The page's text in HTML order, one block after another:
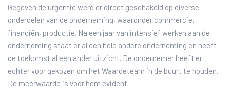
Gegeven de urgentie werd er direct geschakeld op diverse
onderdelen van de onderneming, waaronder commercie,
financiën, productie. Na een jaar van intensief werken aan de
onderneming staat er al een hele andere onderneming en heeft
de toekomst al een ander uitzicht. De ondernemer heeft er
echter voor gekozen om het Waardeteam in de buurt te houden.
De meerwaarde is voor hem evident.